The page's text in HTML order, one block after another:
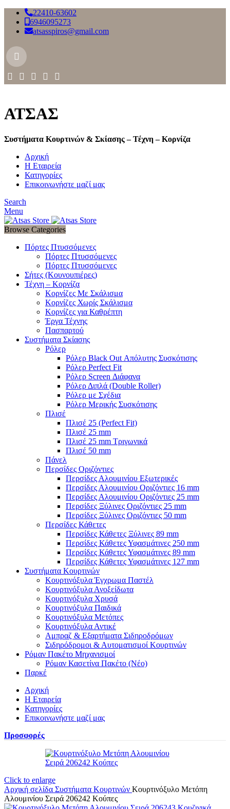
22410-63602
6946095273
atsasspiros@gmail.com
ΑΤΣΑΣ
Συστήματα Κουρτινών & Σκίασης – Τέχνη – Κορνίζα
Αρχική
Η Εταιρεία
Κατηγορίες
Επικοινωνήστε μαζί μας
Search
Menu
Browse Categories
Πόρτες Πτυσσόμενες
Πόρτες Πτυσσόμενες
Πόρτες Πτυσσόμενες
Σήτες (Κουνουπιέρες)
Τέχνη – Κορνίζα
Κορνίζες Με Σκάλισμα
Κορνίζες Χωρίς Σκάλισμα
Κορνίζες για Καθρέπτη
Έργα Τέχνης
Πασπαρτού
Συστήματα Σκίασης
Ρόλερ
Ρόλερ Black Out Απόλυτης Συσκότισης
Ρόλερ Perfect Fit
Ρόλερ Screen Διάφανα
Ρόλερ Διπλά (Double Roller)
Ρόλερ με Σχέδια
Ρόλερ Μερικής Συσκότισης
Πλισέ
Πλισέ 25 (Perfect Fit)
Πλισέ 25 mm
Πλισέ 25 mm Τριγωνικά
Πλισέ 50 mm
Πάνελ
Περσίδες Οριζόντιες
Περσίδες Αλουμινίου Εξωτερικές
Περσίδες Αλουμινίου Οριζόντιες 16 mm
Περσίδες Αλουμινίου Οριζόντιες 25 mm
Περσίδες Ξύλινες Οριζόντιες 25 mm
Περσίδες Ξύλινες Οριζόντιες 50 mm
Περσίδες Κάθετες
Περσίδες Κάθετες Ξύλινες 89 mm
Περσίδες Κάθετες Υφασμάτινες 250 mm
Περσίδες Κάθετες Υφασμάτινες 89 mm
Περσίδες Κάθετες Υφασμάτινες 127 mm
Συστήματα Κουρτινών
Κουρτινόξυλα Έγχρωμα Παστέλ
Κουρτινόξυλα Ανοξείδωτα
Κουρτινόξυλα Χρυσά
Κουρτινόξυλα Παιδικά
Κουρτινόξυλα Μετόπες
Κουρτινόξυλα Αντικέ
Αμπραζ & Εξαρτήματα Σιδηροδρόμων
Σιδηρόδρομοι & Αυτοματισμοί Κουρτινών
Ρόμαν Πακέτο Μηχανισμοί
Ρόμαν Κασετίνα Πακέτο (Νέο)
Παρκέ
Αρχική
Η Εταιρεία
Κατηγορίες
Επικοινωνήστε μαζί μας
Προσφορές
Click to enlarge
Αρχική σελίδα Συστήματα Κουρτινών Κουρτινόξυλο Μετόπη
Αλουμινίου Σειρά 206242 Κούπες